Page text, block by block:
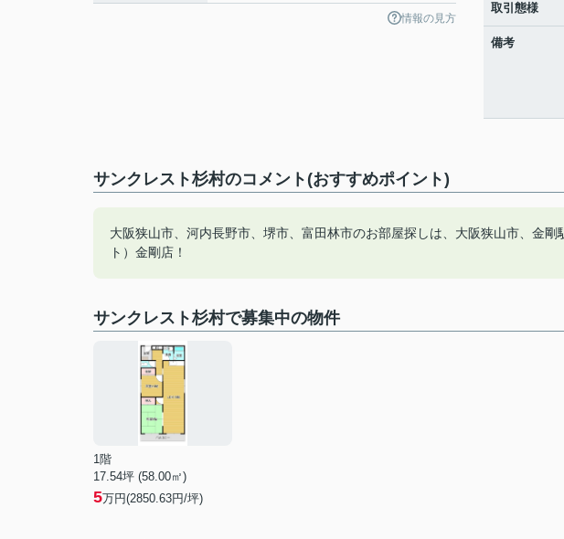
情報の見方
取引態様
備考
サンクレスト杉村のコメント(おすすめポイント)
大阪狭山市、河内長野市、堺市、富田林市のお部屋探しは、大阪狭山市、金
ト）金剛店！
サンクレスト杉村で募集中の物件
1階
17.54坪 (58.00㎡)
5万円(2850.63円/坪)